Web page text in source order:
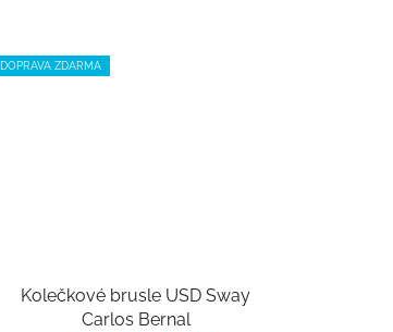
DOPRAVA ZDARMA
Kolečkové brusle USD Sway
Carlos Bernal